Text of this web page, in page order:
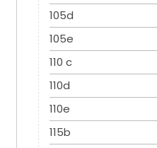
105d
105e
110 c
110d
110e
115b